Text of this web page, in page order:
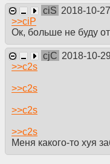
ciS 2018-10-
>>ciP
Ок, больше не буду
cjC 2018-10-
>>c2s
>>c2s
>>c2s
>>c2s
Меня какого-то хуя